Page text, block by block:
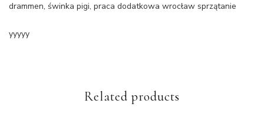
drammen, świnka pigi, praca dodatkowa wrocław sprzątanie
yyyyy
Related products